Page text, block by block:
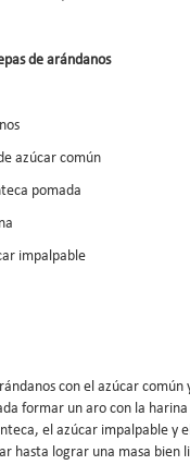
de arándanos
azúcar común
pomada
impalpable
con el azúcar común
formar un aro con la
el azúcar impalpable y
hasta lograr una masa bien